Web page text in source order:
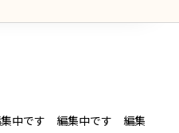
中です 編集中です 編集